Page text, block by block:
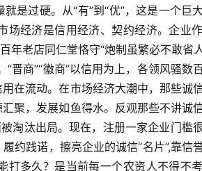
是过硬。从“有”到“优”，这是一个巨
经济是信用经济、契约经济。企业
年老店同仁堂恪守“炮制虽繁必不敢省
晋商”“徽商”以信用为上，各领风骚数
在流动。在市场经济大潮中，那些诚
聚，发展如鱼得水。反观那些不讲诚
淘汰出局。现在，注册一家企业门槛
约践诺，擦亮企业的诚信“名片”,靠信
多久？是当前每一个农资人不得不